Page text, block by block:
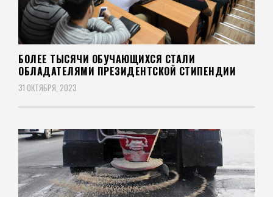
БОЛЕЕ ТЫСЯЧИ ОБУЧАЮЩИХСЯ СТАЛИ
ОБЛАДАТЕЛЯМИ ПРЕЗИДЕНТСКОЙ СТИПЕНДИИ
31 ОКТЯБРЯ, 2023